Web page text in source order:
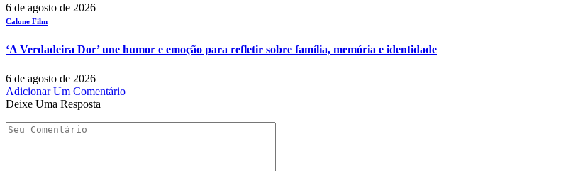
6 de agosto de 2026
Calone Film
‘A Verdadeira Dor’ une humor e emoção para refletir sobre família, memória e identidade
6 de agosto de 2026
Adicionar Um Comentário
Deixe Uma Resposta